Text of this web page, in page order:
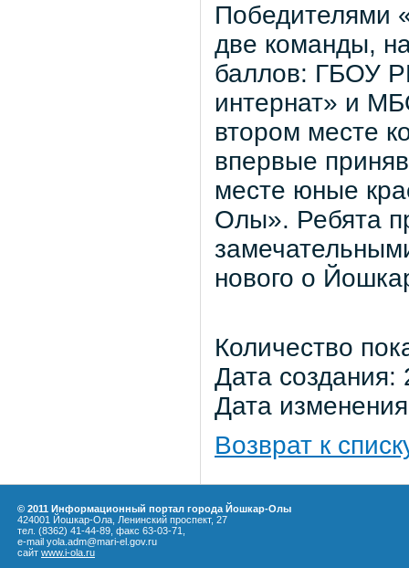
Победителями
две команды,
баллов: ГБОУ
интернат» и
втором месте
впервые
месте юные
Олы». Ребята
нового о
Количество
Дата
Дата
Возврат к
© 2011 Информационный портал города Йошкар-Олы
424001 Йошкар-Ола, Ленинский проспект, 27
тел. (8362) 41-44-89, факс 63-03-71,
e-mail yola.adm@mari-el.gov.ru
сайт www.i-ola.ru